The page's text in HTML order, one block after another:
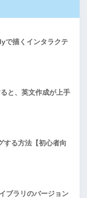
描くインタラクテ
と、英文作成が上手
る方法【初心者向
ブラリのバージョン